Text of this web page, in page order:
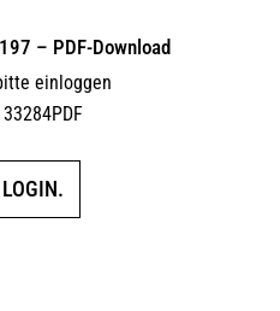
– PDF-Download
einloggen